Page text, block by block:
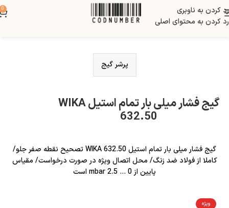
رد کردن به ناوبری
رد کردن به محتوای اصلی
0
پرشر گیج
گیج فشار میلی بار تمام استیل WIKA
632.50
گیج فشار میلی بار تمام استیل WIKA 632.50 تصحیح نقطه صفر جلو/
کاملا از فولاد ضد زنگ/ محل اتصال ویژه در صورت درخواست/ مقیاس
پایین از 0 … 2.5 mbar است
ویژه